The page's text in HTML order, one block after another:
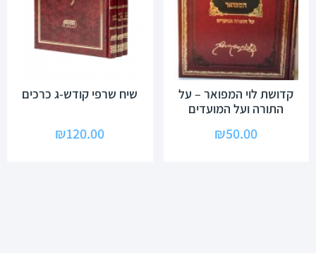
קדושת לוי המפואר – על
התורה ועל המועדים
₪50.00
שיח שרפי קודש-ג כרכים
₪120.00